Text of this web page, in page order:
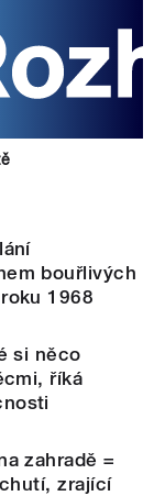
bouřlivých
1968
si něco
říká
zahradě =
zrající